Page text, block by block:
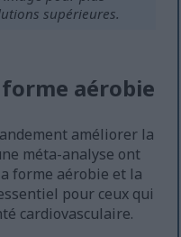
supérieures.
aérobie
améliorer la
méta-analyse ont
forme aérobie et la
pour ceux qui
cardiovasculaire.